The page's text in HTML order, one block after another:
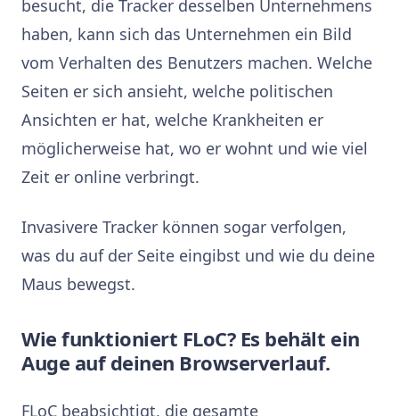
besucht, die Tracker desselben Unternehmens
haben, kann sich das Unternehmen ein Bild
vom Verhalten des Benutzers machen. Welche
Seiten er sich ansieht, welche politischen
Ansichten er hat, welche Krankheiten er
möglicherweise hat, wo er wohnt und wie viel
Zeit er online verbringt.
Invasivere Tracker können sogar verfolgen,
was du auf der Seite eingibst und wie du deine
Maus bewegst.
Wie funktioniert FLoC? Es behält ein
Auge auf deinen Browserverlauf.
FLoC beabsichtigt, die gesamte